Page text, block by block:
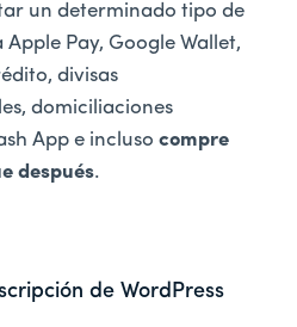
un determinado tipo de
Pay, Google Wallet,
divisas
domiciliaciones
App e incluso compre
después.
de WordPress